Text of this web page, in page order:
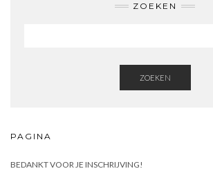
ZOEKEN
ZOEKEN
PAGINA
BEDANKT VOOR JE INSCHRIJVING!